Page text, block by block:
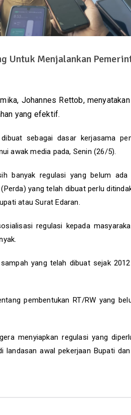
Untuk Menjalankan
Johannes Rettob,
yang efektif.
sebagai dasar kerjasama
awak media pada, Senin (26/5).
banyak regulasi yang belum
yang telah dibuat perlu
atau Surat Edaran.
regulasi kepada
yang telah dibuat sejak
pembentukan RT/RW yang
menyiapkan regulasi yang
awal pekerjaan Bupati